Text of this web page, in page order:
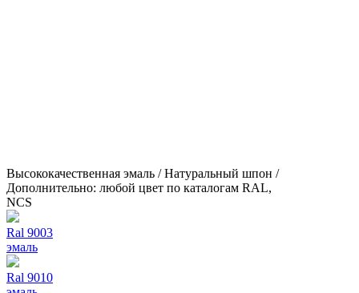
Высококачественная эмаль / Натуральный шпон /
Дополнительно: любой цвет по каталогам RAL,
NCS
Ral 9003
эмаль
Ral 9010